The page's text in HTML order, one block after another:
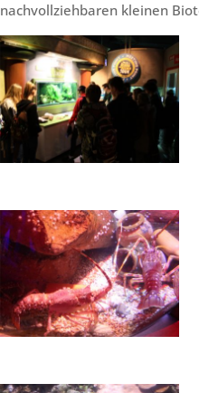
nachvollziehbaren kleinen